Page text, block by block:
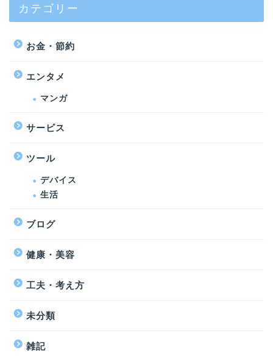
カテゴリー
お金・節約
エンタメ
マンガ
サービス
ツール
デバイス
生活
ブログ
健康・美容
工夫・考え方
未分類
雑記